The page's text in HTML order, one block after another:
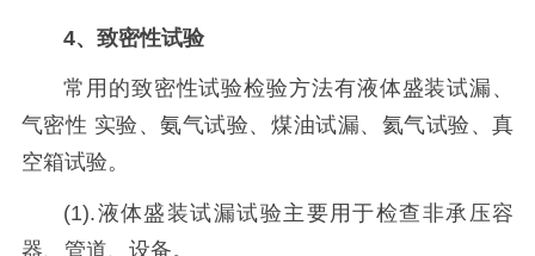
4、致密性试验
常用的致密性试验检验方法有液体盛装试漏、
气密性 实验、氨气试验、煤油试漏、氦气试验、真
空箱试验。
(1).液体盛装试漏试验主要用于检查非承压容
器、管道、设备。